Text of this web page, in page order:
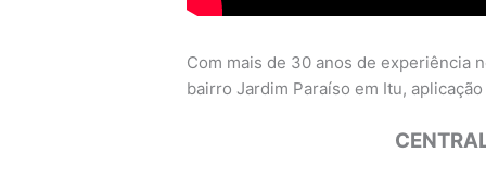
Com mais de 30 anos de experiência
bairro Jardim Paraíso em Itu,